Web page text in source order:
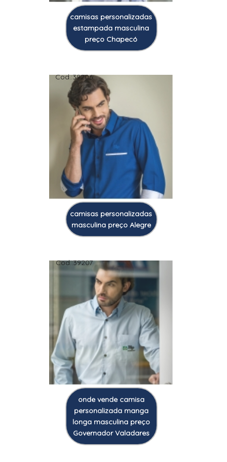
camisas personalizadas
estampada masculina
preço Chapecó
Cod.:39206
camisas personalizadas
masculina preço Alegre
Cod.:39207
onde vende camisa
personalizada manga
longa masculina preço
Governador Valadares